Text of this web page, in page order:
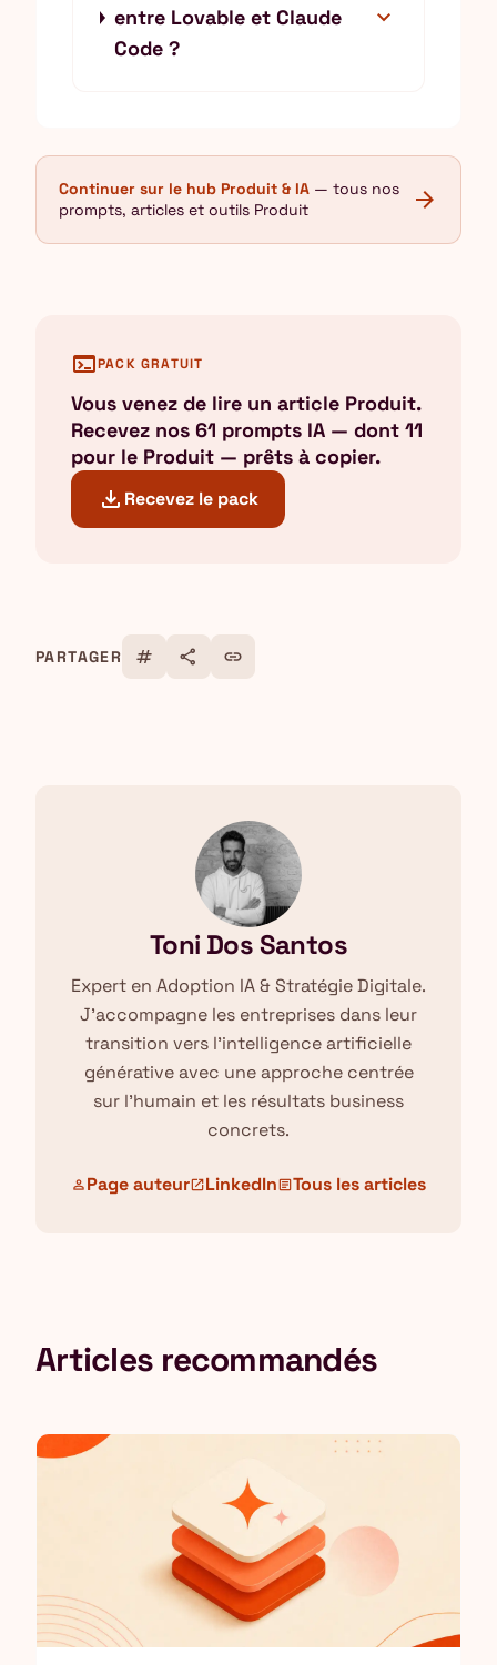
entre Lovable et Claude
Code ?
expand_more
Continuer sur le hub Produit & IA — tous nos
prompts, articles et outils Produit
arrow_forward
terminalPACK GRATUIT
Vous venez de lire un article Produit.
Recevez nos 61 prompts IA — dont 11
pour le Produit — prêts à copier.
download Recevez le pack
PARTAGER tag share link
Toni Dos Santos
Expert en Adoption IA & Stratégie Digitale.
J'accompagne les entreprises dans leur
transition vers l'intelligence artificielle
générative avec une approche centrée
sur l'humain et les résultats business
concrets.
personPage auteuropen_in_newLinkedInarticleTous les articles
Articles recommandés